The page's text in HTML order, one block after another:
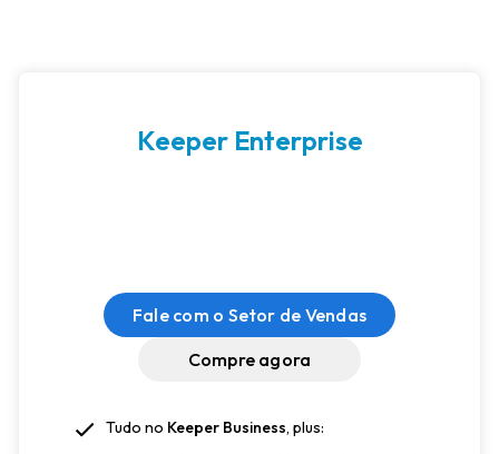
Keeper Enterprise
Fale com o Setor de Vendas
Compre agora
Tudo no Keeper Business, plus: